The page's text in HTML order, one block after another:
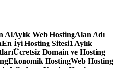
AlAylık Web HostingAlan Adı
En İyi Hosting Sitesi1 Aylık
Ücretsiz Domain ve Hosting
Ekonomik HostingWeb Hosting